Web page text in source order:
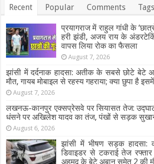
Recent Popular Comments Tags
प्रयागराज में राहुल गांधी के
हरी झंडी, अजय राय के
वापस लिया रोक का फैसला
August 7, 2026
झांसी में दर्दनाक हादसा: अतीक के सबसे छोटे बेटे
मौत, गायब मोबाइल से रहस्य गहराया; क्या छुपा है
August 7, 2026
लखनऊ-कानपुर एक्सप्रेसवे पर सियासत तेज:
धंसने पर अखिलेश यादव का तंज, पंखों से सड़क सुखाने
August 6, 2026
झांसी में भीषण सड़क हादसा:
डिवाइडर से टकराई तेज
अहमद के बेटे अबान समेत 2 की